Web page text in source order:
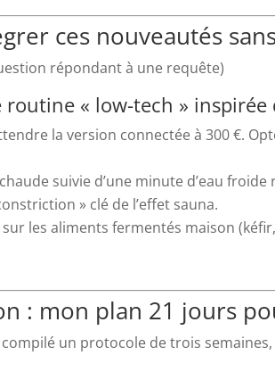
ces nouveautés
répondant à une requête)
routine « low-tech »
la version connectée à 300 €.
suivie d’une minute d’eau froide
» clé de l’effet sauna.
les aliments fermentés maison
: mon plan 21 jours
compilé un protocole de trois